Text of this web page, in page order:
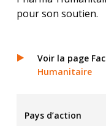
pour son soutien.
Voir la page
Humanitaire
Pays d’action